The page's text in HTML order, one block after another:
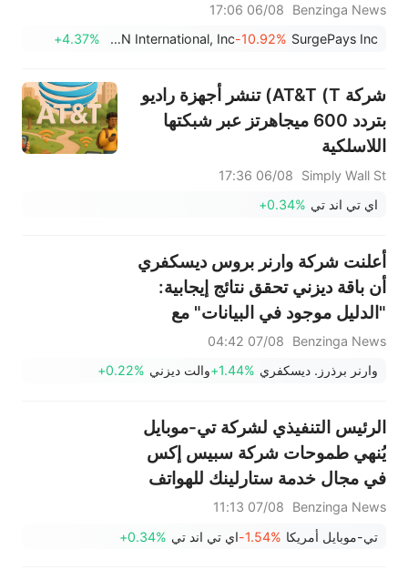
Benzinga News
06/08 17:06
SurgePays Inc
-10.92%
ATN International, Inc.
+4.37%
شركة AT&T (T) تنشر أجهزة راديو
بتردد 600 ميجاهرتز عبر شبكتها
اللاسلكية
Simply Wall St
06/08 17:36
اي تي اند تي +0.34%
أعلنت شركة وارنر بروس ديسكفري
أن باقة ديزني تحقق نتائج إيجابية:
"الدليل موجود في البيانات" مع
انخفاض معدل إلغاء الاشتراكات
وتحسن نمو عدد المشتركين.
Benzinga News
07/08 04:42
وارنر برذرز. ديسكفري +1.44%والت ديزني +0.22%
الرئيس التنفيذي لشركة تي-موبايل
يُنهي طموحات شركة سبيس إكس
في مجال خدمة ستارلينك للهواتف
المحمولة، بينما تضخ شركة ماسك
مليارات الدولارات في شراء الطيف
Benzinga News
07/08 11:13
تي-موبايل أمريكا -1.54%اي تي اند تي +0.34%